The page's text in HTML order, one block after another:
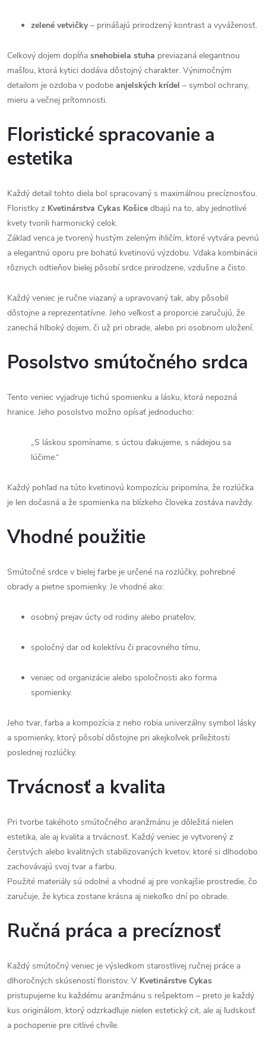
zelené vetvičky– prinášajú prirodzený kontrast a vyváženosť.
Celkový dojem dopĺňa snehobiela stuha previazaná elegantnou
mašľou, ktorá kytici dodáva dôstojný charakter. Výnimočným
detailom je ozdoba v podobe anjelských krídel – symbol ochrany,
mieru a večnej prítomnosti.
Floristické spracovanie a
estetika
Každý detail tohto diela bol spracovaný s maximálnou precíznosťou.
Floristky z Kvetinárstva Cykas Košice dbajú na to, aby jednotlivé
kvety tvorili harmonický celok.
Základ venca je tvorený hustým zeleným ihličím, ktoré vytvára pevnú
a elegantnú oporu pre bohatú kvetinovú výzdobu. Vďaka kombinácii
rôznych odtieňov bielej pôsobí srdce prirodzene, vzdušne a čisto.
Každý veniec je ručne viazaný a upravovaný tak, aby pôsobil
dôstojne a reprezentatívne. Jeho veľkosť a proporcie zaručujú, že
zanechá hlboký dojem, či už pri obrade, alebo pri osobnom uložení.
Posolstvo smútočného srdca
Tento veniec vyjadruje tichú spomienku a lásku, ktorá nepozná
hranice. Jeho posolstvo možno opísať jednoducho:
„S láskou spomíname, s úctou ďakujeme, s nádejou sa
lúčime.“
Každý pohľad na túto kvetinovú kompozíciu pripomína, že rozlúčka
je len dočasná a že spomienka na blízkeho človeka zostáva navždy.
Vhodné použitie
Smútočné srdce v bielej farbe je určené na rozlúčky, pohrebné
obrady a pietne spomienky. Je vhodné ako:
osobný prejav úcty od rodiny alebo priateľov,
spoločný dar od kolektívu či pracovného tímu,
veniec od organizácie alebo spoločnosti ako forma
spomienky.
Jeho tvar, farba a kompozícia z neho robia univerzálny symbol lásky
a spomienky, ktorý pôsobí dôstojne pri akejkoľvek príležitosti
poslednej rozlúčky.
Trvácnosť a kvalita
Pri tvorbe takéhoto smútočného aranžmánu je dôležitá nielen
estetika, ale aj kvalita a trvácnosť. Každý veniec je vytvorený z
čerstvých alebo kvalitných stabilizovaných kvetov, ktoré si dlhodobo
zachovávajú svoj tvar a farbu.
Použité materiály sú odolné a vhodné aj pre vonkajšie prostredie, čo
zaručuje, že kytica zostane krásna aj niekoľko dní po obrade.
Ručná práca a precíznosť
Každý smútočný veniec je výsledkom starostlivej ručnej práce a
dlhoročných skúseností floristov. V Kvetinárstve Cykas
pristupujeme ku každému aranžmánu s rešpektom – preto je každý
kus originálom, ktorý odzrkadľuje nielen estetický cit, ale aj ľudskosť
a pochopenie pre citlivé chvíle.